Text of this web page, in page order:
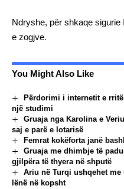
Ndryshe, për shkaqe sigurie
e zogjve.
You Might Also Like
Përdorimi i internetit e
një studimi
Gruaja nga Karolina e
saj e parë e lotarisë
Femrat kokëforta janë
Gruaja me dhimbje të
gjilpëra të thyera në shputë
Ariu në Turqi ushqehet
lënë në kopsht